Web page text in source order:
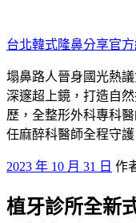
至
主
要
內
容
台北韓式隆鼻分享官
塌鼻路人晉身國光熱
深邃超上鏡，打造自
歷，全整形外科專科
任麻醉科醫師全程守護
發
於
2023 年 10 月 31 日 作
植牙診所全新